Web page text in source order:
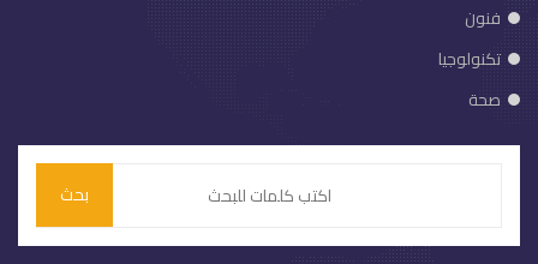
فنون
تكنولوجيا
صحة
بحث